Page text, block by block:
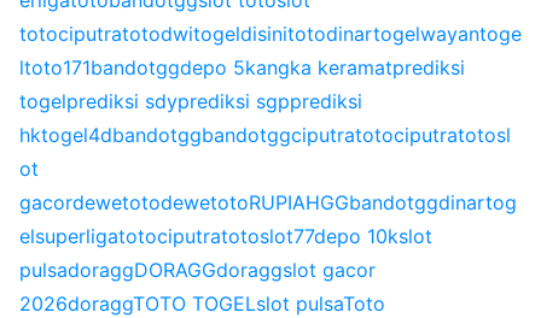
totociputratotodwitogeldisinitotodinartogelwayantoge
ltoto171bandotggdepo 5kangka keramatprediksi
togelprediksi sdyprediksi sgpprediksi
hktogel4dbandotggbandotggciputratotociputratotosl
ot
gacordewetotodewetotoRUPIAHGGbandotggdinartog
elsuperligatotociputratotoslot77depo 10kslot
pulsadoraggDORAGGdoraggslot gacor
2026doraggTOTO TOGELslot pulsaToto